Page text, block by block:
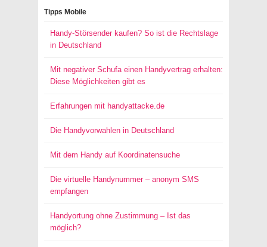
Tipps Mobile
Handy-Störsender kaufen? So ist die Rechtslage
in Deutschland
Mit negativer Schufa einen Handyvertrag erhalten:
Diese Möglichkeiten gibt es
Erfahrungen mit handyattacke.de
Die Handyvorwahlen in Deutschland
Mit dem Handy auf Koordinatensuche
Die virtuelle Handynummer – anonym SMS
empfangen
Handyortung ohne Zustimmung – Ist das
möglich?